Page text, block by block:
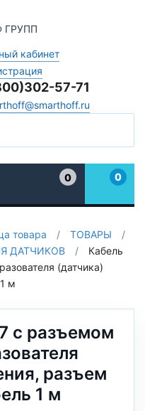
кабинет
57-71
0
0
товара / ТОВАРЫ
/
ДАТЧИКОВ /
Кабель
(датчика)
м
с разъемом
разъем
1 м